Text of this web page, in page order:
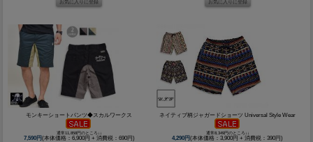
モンキーショートパンツ◆スカルワークス
通常11,858円のところ↓↓
7,590円(本体価格：6,900円 + 消費税：690円)
ネイティブ柄ジャガードショーツ Universal Style Wear
通常8,349円のところ↓↓
4,290円(本体価格：3,900円 + 消費税：390円)